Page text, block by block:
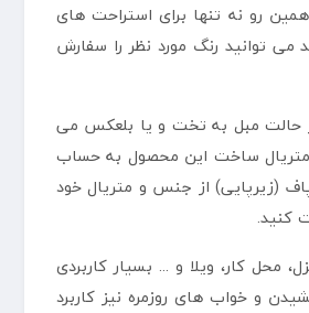
رو نه تنها برای استراحت های
می توانید رنگ مورد نظر را سفارش
حالت مبل به تخت و یا بلعکس می
متریال ساخت این محصول به حساب
(زیرپایی) از جنس و متریال خود
کنید.
کار، ویلا و ... بسیار کاربردی
و خواب های روزمره نیز کاربرد